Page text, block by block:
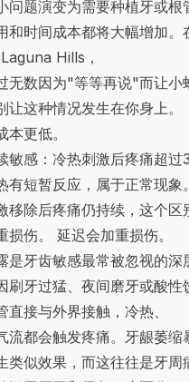
问题演变为需要种植牙或根
和时间成本都将大幅增加
Hills，
无数因为"等等再说"而让小
让这种情况发生在你身上。
更低。
敏感：冷热刺激后疼痛超
有短暂反应，属于正常现象。
移除后疼痛仍持续，这个区
损伤。 延迟会加重损伤。
是牙齿敏感最常被忽视的深
刷牙过猛、夜间磨牙或酸性
直接与外界接触，冷热、
流都会触发疼痛。牙龈萎缩
类似效果，而这往往是牙周